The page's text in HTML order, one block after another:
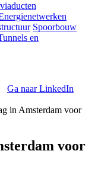
Spoorbouw
en
Ga naar LinkedIn
in Amsterdam voor
voor